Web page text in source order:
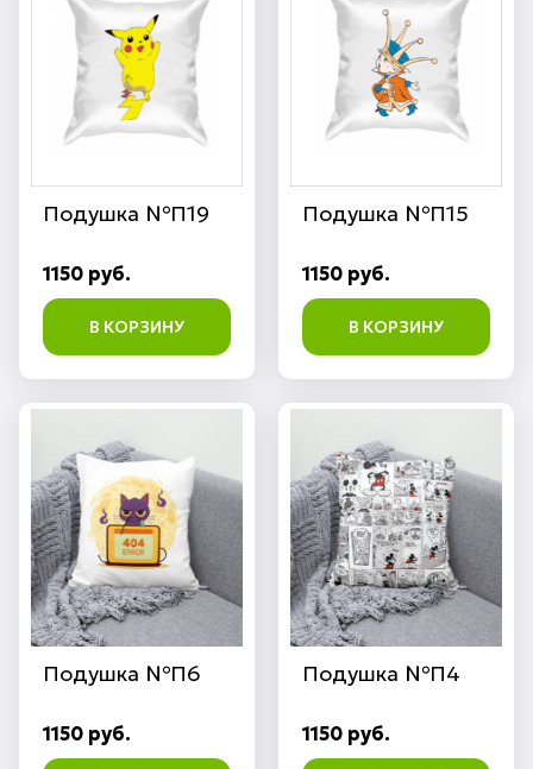
Подушка №П19
1150 руб.
В КОРЗИНУ
Подушка №П15
1150 руб.
В КОРЗИНУ
Подушка №П6
1150 руб.
Подушка №П4
1150 руб.